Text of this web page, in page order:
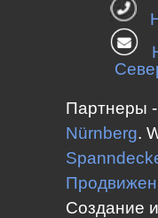
Оценка:*
Сообщение:*
Партнеры -
Nürnberg.
Создание